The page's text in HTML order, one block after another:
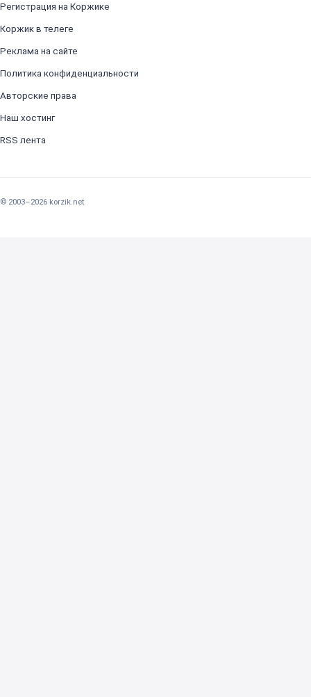
Регистрация на Коржике
Коржик в телеге
Реклама на сайте
Политика конфиденциальности
Авторские права
Наш хостинг
RSS лента
© 2003–2026 korzik.net